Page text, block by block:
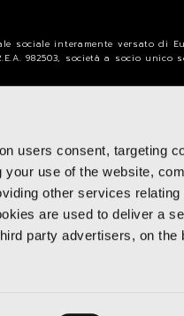
users consent, targeting
use of the website,
other services relating
are used to deliver a
party advertisers, on the
sociale interamente versato di
982503, società a socio unico